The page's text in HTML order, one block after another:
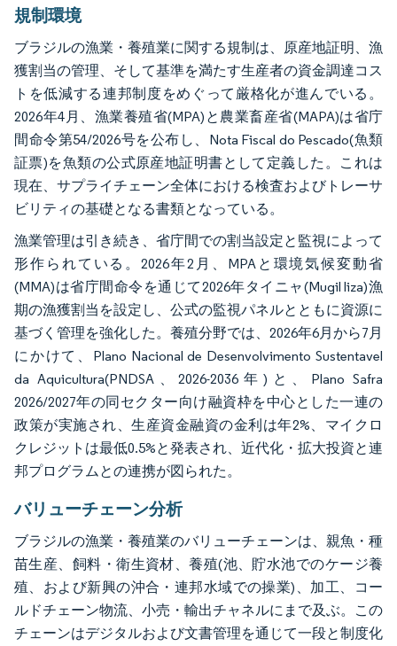
規制環境
ブラジルの漁業・養殖業に関する規制は、原産地証明、漁
獲割当の管理、そして基準を満たす生産者の資金調達コス
トを低減する連邦制度をめぐって厳格化が進んでいる。
2026年4月、漁業養殖省(MPA)と農業畜産省(MAPA)は省庁
間命令第54/2026号を公布し、Nota Fiscal do Pescado(魚類
証票)を魚類の公式原産地証明書として定義した。これは
現在、サプライチェーン全体における検査およびトレーサ
ビリティの基礎となる書類となっている。
漁業管理は引き続き、省庁間での割当設定と監視によって
形作られている。2026年2月、MPAと環境気候変動省
(MMA)は省庁間命令を通じて2026年タイニャ(Mugil liza)漁
期の漁獲割当を設定し、公式の監視パネルとともに資源に
基づく管理を強化した。養殖分野では、2026年6月から7月
にかけて、Plano Nacional de Desenvolvimento Sustentavel
da Aquicultura(PNDSA、2026-2036年)と、Plano Safra
2026/2027年の同セクター向け融資枠を中心とした一連の
政策が実施され、生産資金融資の金利は年2%、マイクロ
クレジットは最低0.5%と発表され、近代化・拡大投資と連
邦プログラムとの連携が図られた。
バリューチェーン分析
ブラジルの漁業・養殖業のバリューチェーンは、親魚・種
苗生産、飼料・衛生資材、養殖(池、貯水池でのケージ養
殖、および新興の沖合・連邦水域での操業)、加工、コー
ルドチェーン物流、小売・輸出チャネルにまで及ぶ。この
チェーンはデジタルおよび文書管理を通じて一段と制度化